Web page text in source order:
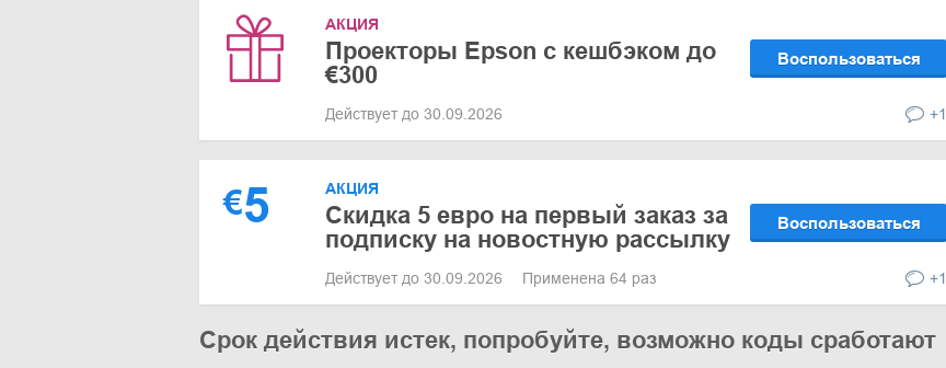
АКЦИЯ
Проекторы Epson с кешбэком до
€300
Воспользоваться
Действует до 30.09.2026 +1
€5 АКЦИЯ
Скидка 5 евро на первый заказ за
подписку на новостную рассылку
Воспользоваться
Действует до 30.09.2026 Применена 64 раз +1
Срок действия истек, попробуйте, возможно коды сработают